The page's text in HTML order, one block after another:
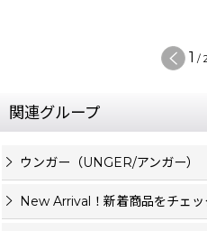
1 /
関連グループ
ウンガー（UNGER/アンガー）
New Arrival！新着商品をチェッ